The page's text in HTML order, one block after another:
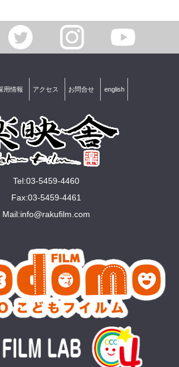
用情報 アクセス お問合せ english
Tel:03-5459-4460
Fax:03-5459-4461
Mail:info@rakuﬁlm.com